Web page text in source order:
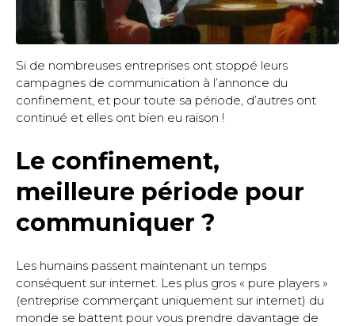
Si de nombreuses entreprises ont stoppé leurs
campagnes de communication à l’annonce du
confinement, et pour toute sa période, d’autres ont
continué et elles ont bien eu raison !
Le confinement,
meilleure période pour
communiquer ?
Les humains passent maintenant un temps
conséquent sur internet. Les plus gros « pure players »
(entreprise commerçant uniquement sur internet) du
monde se battent pour vous prendre davantage de